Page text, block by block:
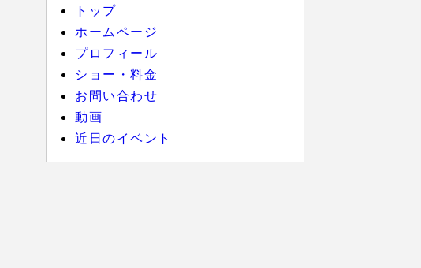
トップ
ホームページ
プロフィール
ショー・料金
お問い合わせ
動画
近日のイベント